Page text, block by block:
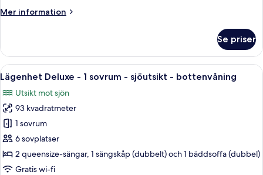
-
bottenvåning
Mer information
Mer
Deluxe
1
sovrum
-
sjöutsikt
bottenvåning
Se priser
Öppna
alla
foton
för
Lägenhet
Deluxe
-
1
Ett vardagsrum med en öppen spis,
11
Lägenhet Deluxe - 1 sovrum - sjöutsikt - bottenvåning
Utsikt mot sjön
93 kvadratmeter
1 sovrum
6 sovplatser
2 queensize-sängar, 1 sängskåp (dubbelt) och 1 bäddsoffa (dubbel)
Gratis wi-fi